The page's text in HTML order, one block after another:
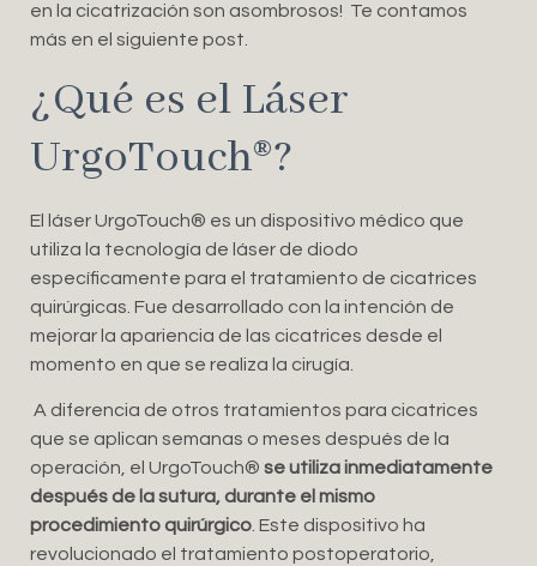
en la cicatrización son asombrosos! Te contamos
más en el siguiente post.
¿Qué es el Láser
UrgoTouch®️?
El láser UrgoTouch®️ es un dispositivo médico que
utiliza la tecnología de láser de diodo
específicamente para el tratamiento de cicatrices
quirúrgicas. Fue desarrollado con la intención de
mejorar la apariencia de las cicatrices desde el
momento en que se realiza la cirugía.
A diferencia de otros tratamientos para cicatrices
que se aplican semanas o meses después de la
operación, el UrgoTouch®️ se utiliza inmediatamente
después de la sutura, durante el mismo
procedimiento quirúrgico . Este dispositivo ha
revolucionado el tratamiento postoperatorio,